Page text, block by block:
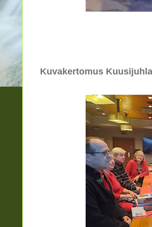
Kuvakertomus